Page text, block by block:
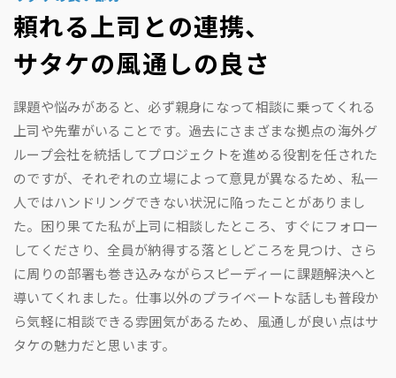
頼れる上司との連携、
サタケの風通しの良さ
課題や悩みがあると、必ず親身になって相談に乗ってくれる
上司や先輩がいることです。過去にさまざまな拠点の海外グ
ループ会社を統括してプロジェクトを進める役割を任された
のですが、それぞれの立場によって意見が異なるため、私一
人ではハンドリングできない状況に陥ったことがありまし
た。困り果てた私が上司に相談したところ、すぐにフォロー
してくださり、全員が納得する落としどころを見つけ、さら
に周りの部署も巻き込みながらスピーディーに課題解決へと
導いてくれました。仕事以外のプライベートな話しも普段か
ら気軽に相談できる雰囲気があるため、風通しが良い点はサ
タケの魅力だと思います。